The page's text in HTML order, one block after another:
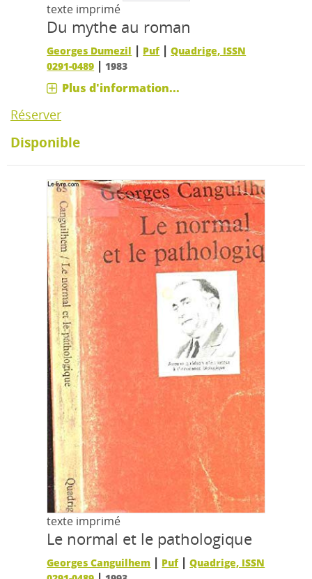
texte imprimé
Du mythe au roman
Georges Dumezil | Puf |Quadrige, ISSN
0291-0489 | 1983
Plus d'information...
Réserver
Disponible
texte imprimé
Le normal et le pathologique
Georges Canguilhem | Puf |Quadrige, ISSN